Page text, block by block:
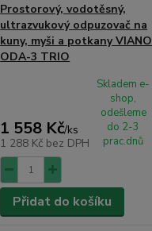
Prostorový, vodotěsný,
ultrazvukový odpuzovač na
kuny, myši a potkany VIANO
ODA-3 TRIO
1 558 Kč/ks
1 288 Kč bez DPH
Skladem e-
shop,
odešleme
do 2-3
prac.dnů
Přidat do košíku